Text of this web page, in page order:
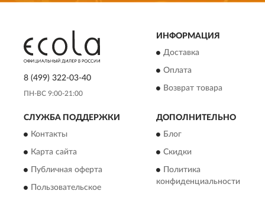
8 (499) 322-03-40
ПН-ВС 9:00-21:00
ИНФОРМАЦИЯ
Доставка
Оплата
Возврат товара
СЛУЖБА ПОДДЕРЖКИ
Контакты
Карта сайта
Публичная оферта
Пользовательское
ДОПОЛНИТЕЛЬНО
Блог
Скидки
Политика
конфиденциальности